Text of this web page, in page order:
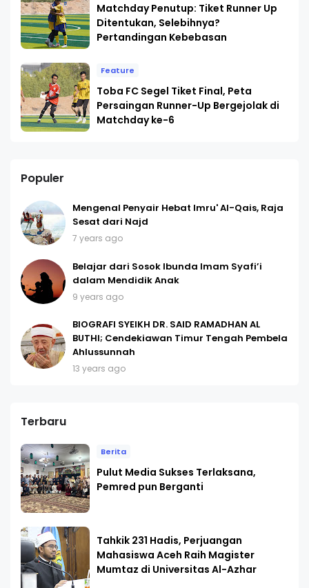
Matchday Penutup: Tiket Runner Up
Ditentukan, Selebihnya?
Pertandingan Kebebasan
Feature
Toba FC Segel Tiket Final, Peta
Persaingan Runner-Up Bergejolak di
Matchday ke-6
Populer
Mengenal Penyair Hebat Imru' Al-Qais, Raja
Sesat dari Najd
7 years ago
Belajar dari Sosok Ibunda Imam Syafi’i
dalam Mendidik Anak
9 years ago
BIOGRAFI SYEIKH DR. SAID RAMADHAN AL
BUTHI; Cendekiawan Timur Tengah Pembela
Ahlussunnah
13 years ago
Terbaru
Berita
Pulut Media Sukses Terlaksana,
Pemred pun Berganti
Tahkik 231 Hadis, Perjuangan
Mahasiswa Aceh Raih Magister
Mumtaz di Universitas Al-Azhar